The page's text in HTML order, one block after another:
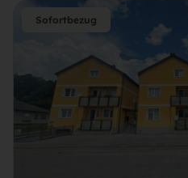
Sofortbezug